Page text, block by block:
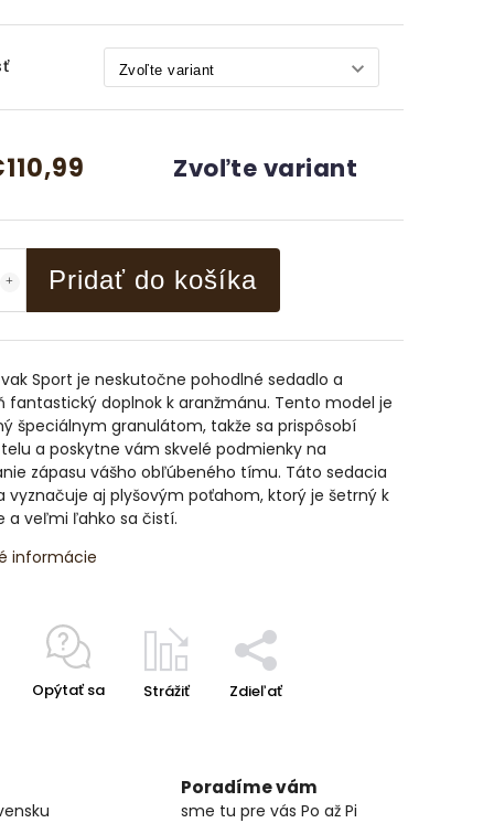
Zvoľte variant
Pridať do košíka
Sport je neskutočne pohodlné sedadlo a
fantastický doplnok k aranžmánu. Tento model je
špeciálnym granulátom, takže sa prispôsobí
a poskytne vám skvelé podmienky na
zápasu vášho obľúbeného tímu. Táto sedacia
vyznačuje aj plyšovým poťahom, ktorý je šetrný k
a veľmi ľahko sa čistí.
informácie
Opýtať sa Strážiť Zdieľať
Poradíme vám
sme tu pre vás Po až Pi